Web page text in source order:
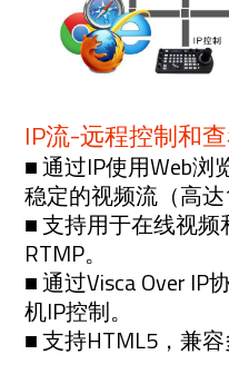
IP流-远程控制和
■ 通过IP使用Web浏
稳定的视频流（高达
■ 支持用于在线视频
RTMP。
■ 通过Visca Over IP
机IP控制。
■ 支持HTML5，兼容